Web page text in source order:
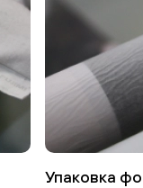
Упаковка